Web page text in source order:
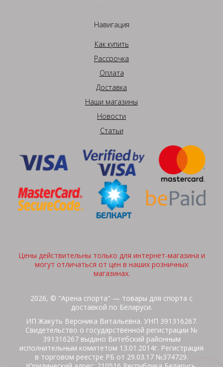
Навигация
Как купить
Рассрочка
Оплата
Доставка
Наши магазины
Новости
Статьи
Цены действительны только для интернет-магазина и
могут отличаться от цен в наших розничных
магазинах.
2026, © "Арена спорта" — товары для спорта с
доставкой по Беларуси.
ИП Жакуть Вероника Витальевна. УНП 391316267.
Свидетельство о государственной регистрации №
391316267 выдано Витебский районным
исполнительным комитетом 13.01.2014г. Регистрация
в торговом реестре РБ от 29.03.17 №374729.